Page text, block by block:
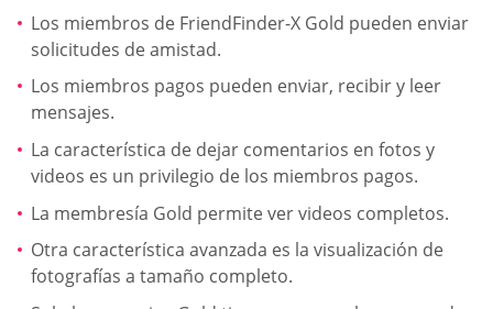
Los miembros de FriendFinder-X Gold pueden enviar
solicitudes de amistad.
Los miembros pagos pueden enviar, recibir y leer
mensajes.
La característica de dejar comentarios en fotos y
videos es un privilegio de los miembros pagos.
La membresía Gold permite ver videos completos.
Otra característica avanzada es la visualización de
fotografías a tamaño completo.